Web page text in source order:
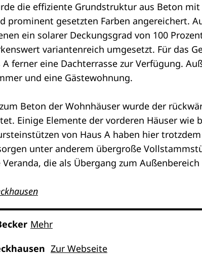
die effiziente Grundstruktur aus Beton
prominent gesetzten Farben angereichert.
ein solarer Deckungsgrad von 100
variantenreich umgesetzt. Für das
ferner eine Dachterrasse zur Verfügung.
und eine Gästewohnung.
Beton der Wohnhäuser wurde der
Einige Elemente der vorderen Häuser wie
von Haus A haben hier
unter anderem übergroße
Veranda, die als Übergang zum
Mehr
Zur Webseite